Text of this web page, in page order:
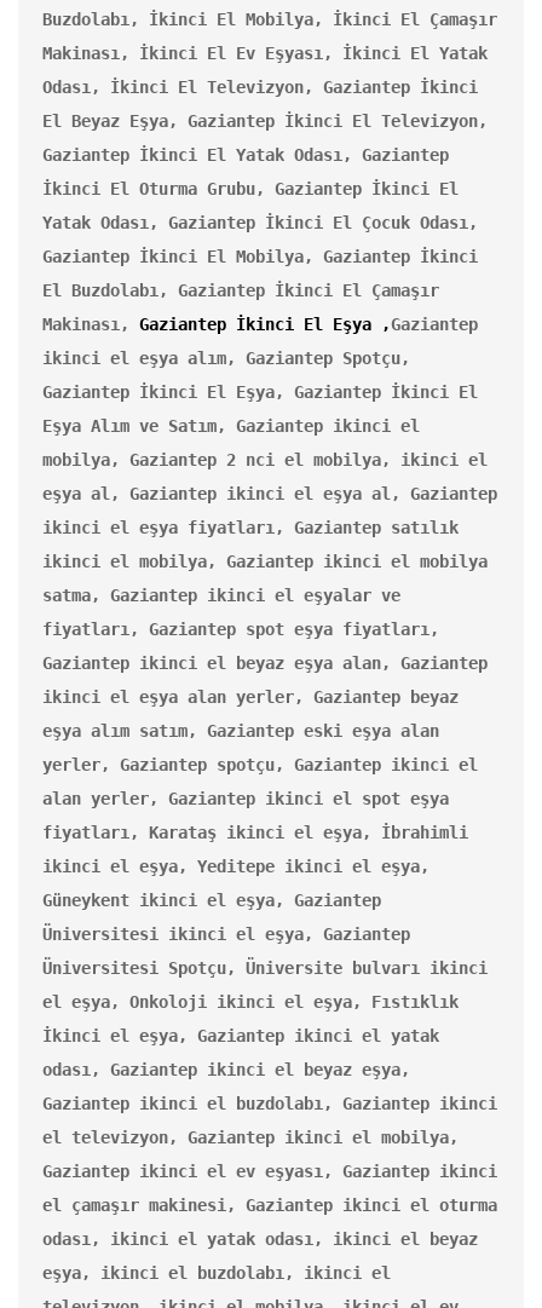
Buzdolabı, İkinci El Mobilya, İkinci El Çamaşır
Makinası,
İkinci El Ev Eşyası, İkinci El Yatak
Odası, İkinci El Televizyon, Gaziantep İkinci
El Beyaz Eşya, Gaziantep İkinci El Televizyon,
Gaziantep İkinci El Yatak Odası, Gaziantep
İkinci El Oturma Grubu, Gaziantep İkinci El
Yatak Odası, Gaziantep İkinci El Çocuk Odası,
Gaziantep İkinci El Mobilya, Gaziantep İkinci
El Buzdolabı, Gaziantep İkinci El Çamaşır
Makinası, Gaziantep İkinci El Eşya ,Gaziantep
ikinci el eşya alım, Gaziantep Spotçu,
Gaziantep İkinci El Eşya, Gaziantep İkinci El
Eşya Alım ve Satım, Gaziantep ikinci el
mobilya, Gaziantep 2 nci el mobilya, ikinci el
eşya al, Gaziantep ikinci el eşya al, Gaziantep
ikinci el eşya fiyatları, Gaziantep satılık
ikinci el mobilya, Gaziantep ikinci el mobilya
satma, Gaziantep ikinci el eşyalar ve
fiyatları, Gaziantep spot eşya fiyatları,
Gaziantep ikinci el beyaz eşya alan, Gaziantep
ikinci el eşya alan yerler, Gaziantep beyaz
eşya alım satım, Gaziantep eski eşya alan
yerler, Gaziantep spotçu, Gaziantep ikinci el
alan yerler, Gaziantep ikinci el spot eşya
fiyatları, Karataş ikinci el eşya, İbrahimli
ikinci el eşya, Yeditepe ikinci el eşya,
Güneykent ikinci el eşya, Gaziantep
Üniversitesi ikinci el eşya, Gaziantep
Üniversitesi Spotçu, Üniversite bulvarı ikinci
el eşya, Onkoloji ikinci el eşya, Fıstıklık
İkinci el eşya, Gaziantep ikinci el yatak
odası, Gaziantep ikinci el beyaz eşya,
Gaziantep ikinci el buzdolabı, Gaziantep ikinci
el televizyon, Gaziantep ikinci el mobilya,
Gaziantep ikinci el ev eşyası, Gaziantep ikinci
el çamaşır makinesi, Gaziantep ikinci el oturma
odası, ikinci el yatak odası, ikinci el beyaz
eşya, ikinci el buzdolabı, ikinci el